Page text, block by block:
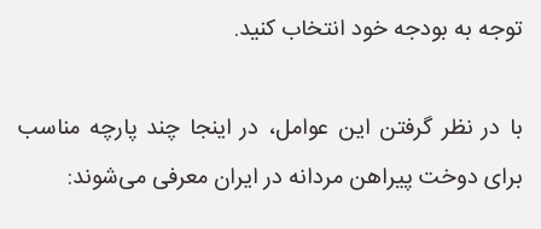
توجه به بودجه خود انتخاب کنید.
با در نظر گرفتن این عوامل، در اینجا چند پارچه مناسب
برای دوخت پیراهن مردانه در ایران معرفی می‌شوند: